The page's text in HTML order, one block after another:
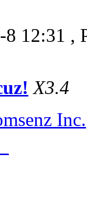
12:31 ,
X3.4
Inc.